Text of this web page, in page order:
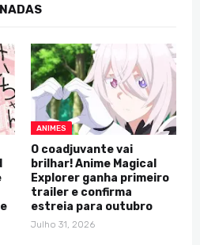
ANIMES
O coadjuvante vai
brilhar! Anime Magical
Explorer ganha primeiro
trailer e confirma
estreia para outubro
Julho 31, 2026